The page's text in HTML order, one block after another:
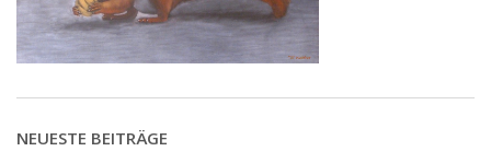
NEUESTE BEITRÄGE